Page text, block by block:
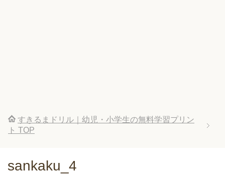
すきるまドリル｜幼児・小学生の無料学習プリン
ト TOP
sankaku_4